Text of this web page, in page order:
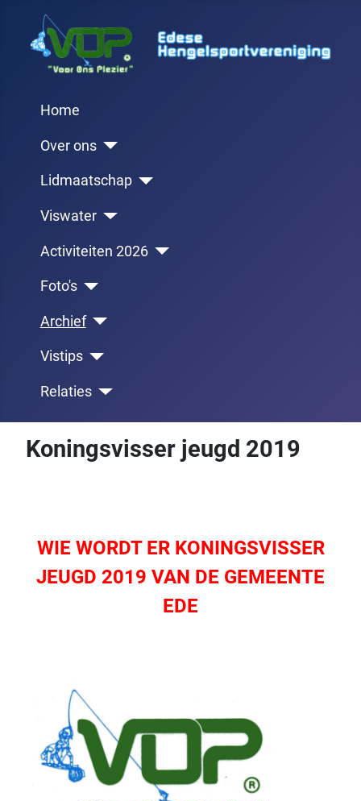
Home
Over ons
Lidmaatschap
Viswater
Activiteiten 2026
Foto's
Archief
Vistips
Relaties
Koningsvisser jeugd 2019
WIE WORDT ER KONINGSVISSER
JEUGD 2019 VAN DE GEMEENTE
EDE